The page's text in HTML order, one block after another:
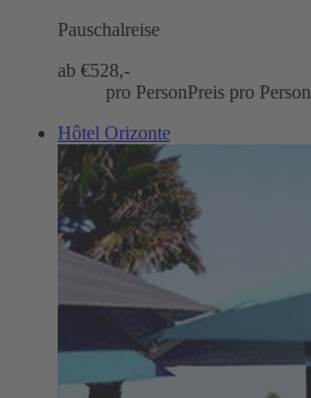
Pauschalreise
ab €528,-
pro PersonPreis pro Person
Hôtel Orizonte